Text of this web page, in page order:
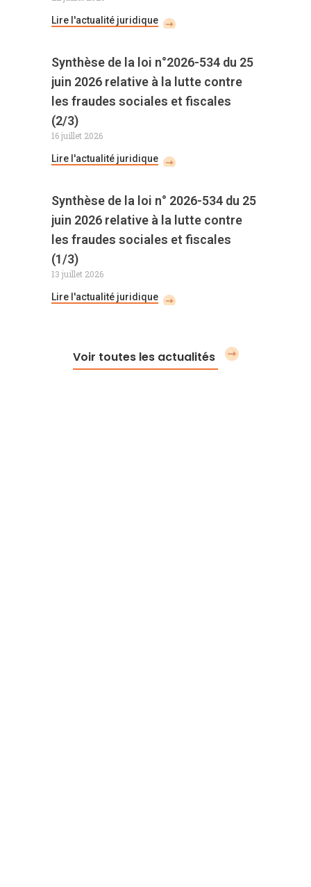
Lire l'actualité juridique
Synthèse de la loi n°2026-534 du 25
juin 2026 relative à la lutte contre
les fraudes sociales et fiscales
(2/3)
16 juillet 2026
Lire l'actualité juridique
Synthèse de la loi n° 2026-534 du 25
juin 2026 relative à la lutte contre
les fraudes sociales et fiscales
(1/3)
13 juillet 2026
Lire l'actualité juridique
Voir toutes les actualités